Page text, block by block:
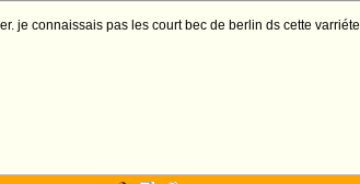
je connaissais pas les court bec de berlin ds cette varriéte